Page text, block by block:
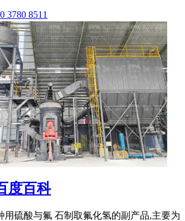
3780 8511
度百科
用硫酸与氟 石制取氟化氢的副产品,主要为